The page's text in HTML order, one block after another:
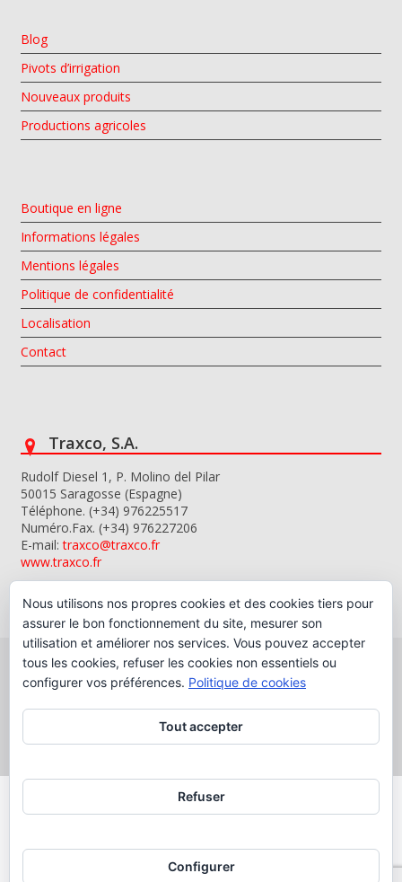
Blog
Pivots d’irrigation
Nouveaux produits
Productions agricoles
Boutique en ligne
Informations légales
Mentions légales
Politique de confidentialité
Localisation
Contact
Traxco, S.A.
Rudolf Diesel 1, P. Molino del Pilar
50015 Saragosse (Espagne)
Téléphone. (+34) 976225517
Numéro.Fax. (+34) 976227206
E-mail:traxco@traxco.fr
www.traxco.fr
Copyright © 2026 Traxco, S.A.
Nous utilisons nos propres cookies et des cookies tiers pour
assurer le bon fonctionnement du site, mesurer son
utilisation et améliorer nos services. Vous pouvez accepter
tous les cookies, refuser les cookies non essentiels ou
configurer vos préférences. Politique de cookies
Tout accepter
Refuser
Configurer
PROGRAMA DE KIT DIGITAL CO-FINANCIADO PELOS
DE RECUPERAÇÃO E RESILIÊNCIA